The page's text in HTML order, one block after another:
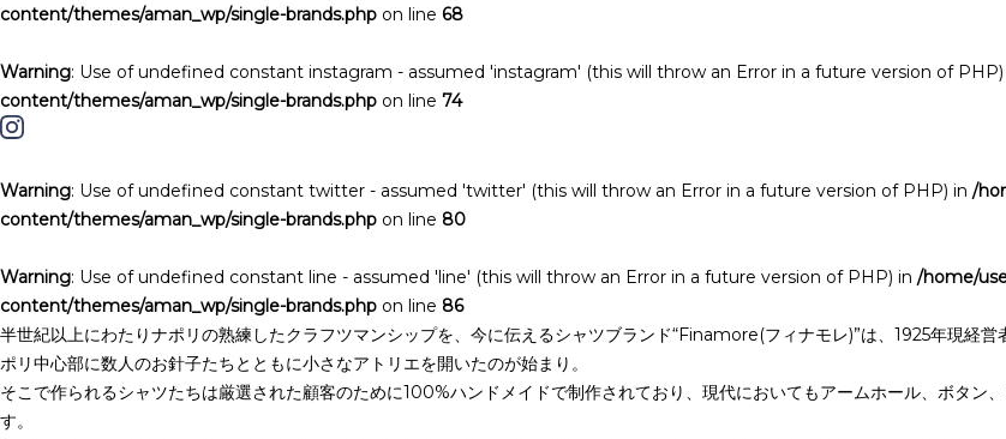
content/themes/aman_wp/single-brands.php on line 68
Warning: Use of undefined constant instagram - assumed 'instagram' (this will throw an Error in a future version of PHP)
content/themes/aman_wp/single-brands.php on line 74
Warning: Use of undefined constant twitter - assumed 'twitter' (this will throw an Error in a future version of PHP) in /
content/themes/aman_wp/single-brands.php on line 80
Warning: Use of undefined constant line - assumed 'line' (this will throw an Error in a future version of PHP) in /home/
content/themes/aman_wp/single-brands.php on line 86
半世紀以上にわたりナポリの熟練したクラフツマンシップを、今に伝えるシャツブランド“Finamore(フィナモレ)”は、1925年現経
ポリ中⼼部に数⼈のお針⼦たちとともに⼩さなアトリエを開いたのが始まり。
そこで作られるシャツたちは厳選された顧客のために100%ハンドメイドで制作されており、現代においてもアームホール、ボタン
す。